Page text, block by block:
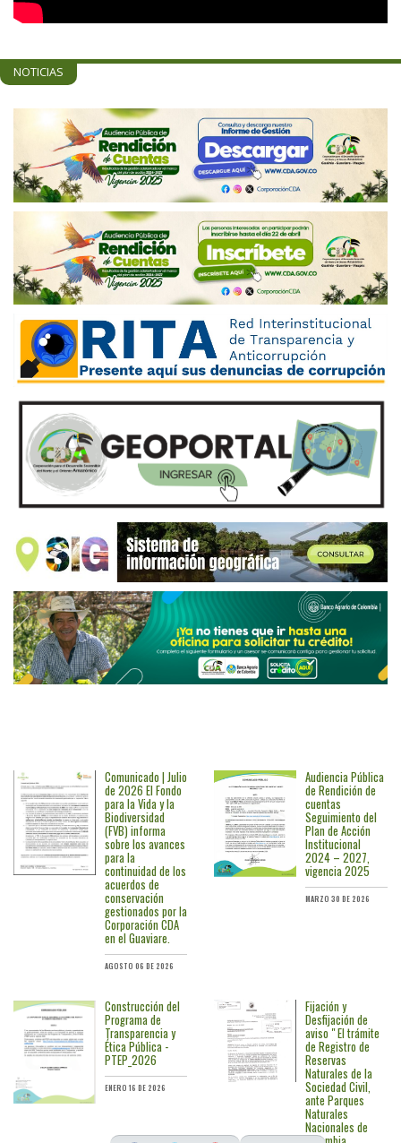
NOTICIAS
Comunicado | Julio
de 2026 El Fondo
para la Vida y la
Biodiversidad
(FVB) informa
sobre los avances
para la
continuidad de los
acuerdos de
conservación
gestionados por la
Corporación CDA
en el Guaviare.
AGOSTO 06 DE 2026
Audiencia Pública
de Rendición de
cuentas
Seguimiento del
Plan de Acción
Institucional
2024 – 2027,
vigencia 2025
MARZO 30 DE 2026
Construcción del
Programa de
Transparencia y
Ética Pública -
PTEP_2026
ENERO 16 DE 2026
Fijación y
Desfijación de
aviso " El trámite
de Registro de
Reservas
Naturales de la
Sociedad Civil,
ante Parques
Naturales
Nacionales de